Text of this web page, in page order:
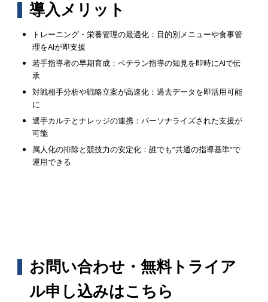
導入メリット
トレーニング・栄養管理の最適化：目的別メニューや食事管
理をAIが即支援
若手指導者の早期育成：ベテラン指導の知見を即時にAIで伝
承
対戦相手分析や戦略立案が高速化：過去データを即活用可能
に
選手カルテとナレッジの連携：パーソナライズされた支援が
可能
属人化の排除と競技力の安定化：誰でも“共通の指導基準”で
運用できる
お問い合わせ・無料トライア
ル申し込みはこちら